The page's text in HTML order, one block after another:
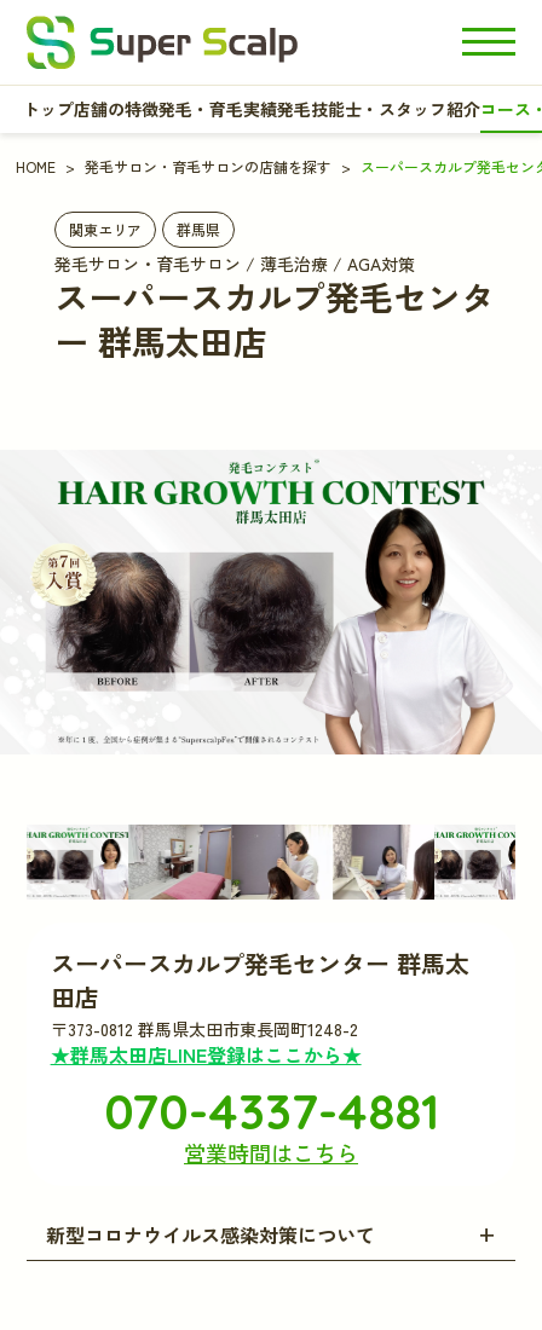
HOME 発毛サロン・育毛サロンの店舗を探す スーパースカルプ発毛セン
関東エリア 群馬県
発毛サロン・育毛サロン / 薄毛治療 / AGA対策
スーパースカルプ発毛センタ
ー 群馬太田店
トップ店舗の特徴発毛・育毛実績発毛技能士・スタッフ紹介コース
スーパースカルプ発毛センター 群馬太
田店
〒373-0812 群馬県太田市東長岡町1248-2
★群馬太田店LINE登録はここから★
070-4337-4881
営業時間はこちら
新型コロナウイルス感染対策について